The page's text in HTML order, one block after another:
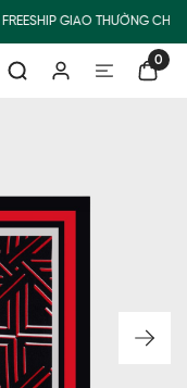
FREESHIP GIAO THƯỜNG
0